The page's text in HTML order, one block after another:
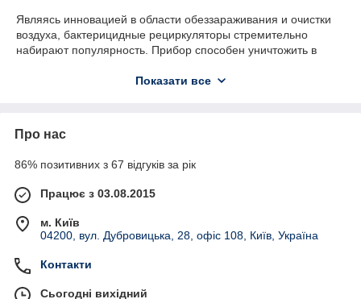
Являясь инновацией в области обеззараживания и очистки
воздуха, бактерицидные рециркуляторы стремительно
набирают популярность. Прибор способен уничтожить в
на то, что принцип работы рециркулятора основан на
Принцип работы рециркулятора
Привычный ранее облучатель бактерицидного действия
уничтожает бактерии и вредные микроорганизмы прямыми
ультрафиолетовыми лучами. Принцип работы современного
рециркулятора иной. Внутри прибора находятся излучающие
При помощи вентиляторов воздух поступает во внутреннюю
камеру рециркулятора с ультрафиолетовым излучением.
Показати все
Про нас
86% позитивних з 67 відгуків за рік
Працює з 03.08.2015
м. Київ
04200, вул. Дубровицька, 28, офіс 108, Київ, Україна
Контакти
Сьогодні вихідний